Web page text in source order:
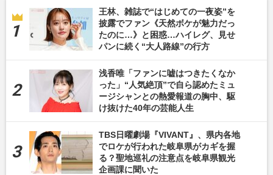
王林、雑誌で“はじめての一夜姿”を
披露でファン《天然ボケが魅力だっ
たのに…》と困惑…ハイレグ、見せ
パンに続く“大人路線”の行方
浅香唯「ファンに嘘はつきたくなか
った」“人気絶頂”で自ら認めたミュ
ージシャンとの熱愛報道の胸中、駆
け抜けた40年の芸能人生
TBS日曜劇場『VIVANT』、県内各地
でロケが行われた岐阜県がカギを握
る？聖地巡礼の注意点を岐阜県観光
企画課に聞いた